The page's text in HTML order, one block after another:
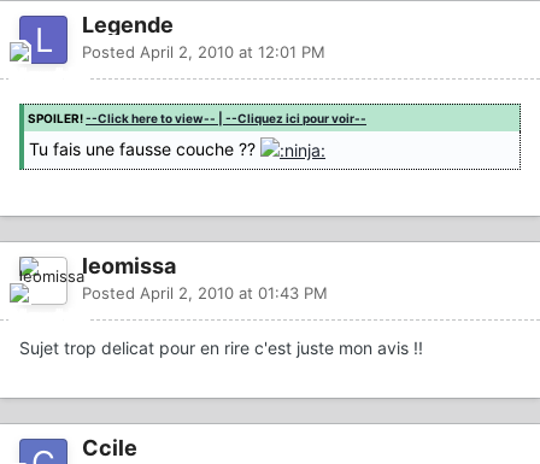
Legende
Posted April 2, 2010 at 12:01 PM
SPOILER!--Click here to view-- | --Cliquez ici pour voir--
Tu fais une fausse couche ??
leomissa
Posted April 2, 2010 at 01:43 PM
Sujet trop delicat pour en rire c'est juste mon avis !!
Ccile